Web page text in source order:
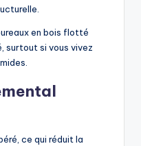
en bois flotté
surtout si vous vivez
ce qui réduit la